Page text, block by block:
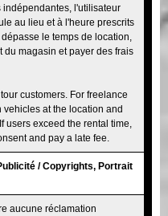
l'utilisateur
au lieu et à l'heure prescrits
le temps de location,
magasin et payer des frais
customers. For freelance
at the location and
users exceed the rental time,
and pay a late fee.
/ Copyrights, Portrait
aucune réclamation